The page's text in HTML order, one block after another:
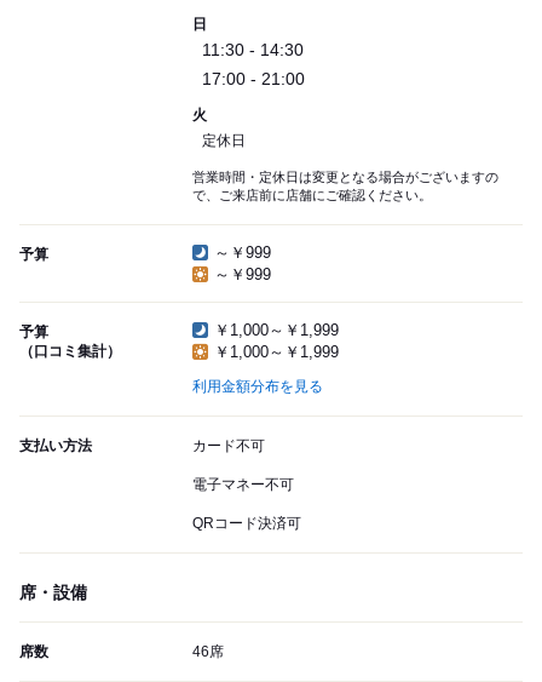
日
11:30 - 14:30
17:00 - 21:00
火
定休日
営業時間・定休日は変更となる場合がございますの
で、ご来店前に店舗にご確認ください。
予算
～￥999
～￥999
予算
（口コミ集計）
￥1,000～￥1,999
￥1,000～￥1,999
利用金額分布を見る
支払い方法 カード不可
電子マネー不可
QRコード決済可
席・設備
席数 46席